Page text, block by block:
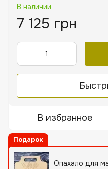
В наличии
7 125 грн
В избранное
Подарок
Опахало для